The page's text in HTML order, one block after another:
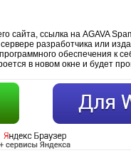
сайта, ссылка на AGAVA
разработчика или
обеспечения к
в новом окне и будет